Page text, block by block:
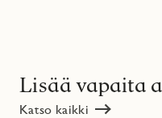
Lisää vapaita
Katso kaikki